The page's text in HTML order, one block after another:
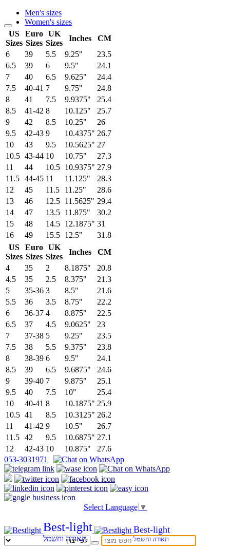
Men's sizes
Women's sizes
US
Sizes
Euro
Sizes
UK
Sizes
Inches
CM
6
39 5.5 9.25"
23.5
6.5
39 6 9.5"
24.1
7
40 6.5 9.625"
24.4
7.5
40-41 7 9.75"
24.8
8
41 7.5 9.9375"
25.4
8.5
41-42 8 10.125"
25.7
9
42 8.5 10.25"
26
9.5
42-43 9 10.4375" 26.7
10
43 9.5 10.5625" 27
10.5 43-44 10 10.75"
27.3
11
44 10.5 10.9375" 27.9
11.5 44-45 11 11.125"
28.3
12
45 11.5 11.25"
28.6
13
46 12.5 11.5625" 29.4
14
47 13.5 11.875"
30.2
15
48 14.5 12.1875" 31
16
49 15.5 12.5"
31.8
US
Sizes
Euro
Sizes
UK
Sizes
Inches
CM
4
35 2 8.1875"
20.8
4.5
35 2.5 8.375"
21.3
5
35-36 3 8.5"
21.6
5.5
36 3.5 8.75"
22.2
6
36-37 4 8.875"
22.5
6.5
37 4.5 9.0625"
23
7
37-38 5 9.25"
23.5
7.5
38 5.5 9.375"
23.8
8
38-39 6 9.5"
24.1
8.5
39 6.5 9.6875"
24.6
9
39-40 7 9.875"
25.1
9.5
40 7.5 10"
25.4
10
40-41 8 10.1875" 25.9
10.5 41 8.5 10.3125" 26.2
11
41-42 9 10.5"
26.7
11.5 42 9.5 10.6875" 27.1
12
42-43 10 10.875"
27.6
053-3031971
Select Language ▼
Best-light
תאורה וחשמל
Best-light
תאורה וחשמל